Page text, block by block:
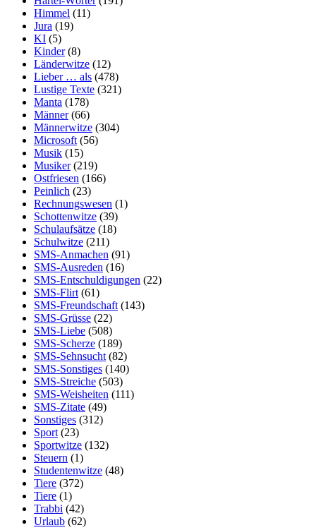
Himmel (11)
Jura (19)
KI (5)
Kinder(8)
Länderwitze (12)
Lieber … als (478)
Lustige Texte (321)
Manta (178)
Männer(66)
Männerwitze (304)
Microsoft(56)
Musik (15)
Musiker(219)
Ostfriesen (166)
Peinlich (23)
Rechnungswesen (1)
Schottenwitze (39)
Schulaufsätze (18)
Schulwitze (211)
SMS-Anmachen (91)
SMS-Ausreden (16)
SMS-Entschuldigungen (22)
SMS-Flirt(61)
SMS-Freundschaft(143)
SMS-Grüsse (22)
SMS-Liebe (508)
SMS-Scherze (189)
SMS-Sehnsucht(82)
SMS-Sonstiges (140)
SMS-Streiche (503)
SMS-Weisheiten (111)
SMS-Zitate (49)
Sonstiges (312)
Sport(23)
Sportwitze (132)
Steuern (1)
Studentenwitze (48)
Tiere (372)
Tiere (1)
Trabbi (42)
Urlaub (62)